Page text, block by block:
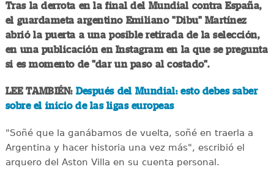
Tras la derrota en la final del Mundial contra España,
el guardameta argentino Emiliano "Dibu" Martínez
abrió la puerta a una posible retirada de la selección,
en una publicación en Instagram en la que se pregunta
si es momento de "dar un paso al costado".
LEE TAMBIÉN: Después del Mundial: esto debes saber
sobre el inicio de las ligas europeas
"Soñé que la ganábamos de vuelta, soñé en traerla a
Argentina y hacer historia una vez más", escribió el
arquero del Aston Villa en su cuenta personal.